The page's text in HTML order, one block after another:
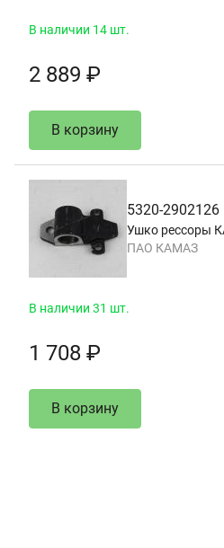
В наличии 14 шт.
2 889 ₽
В корзину
5320-2902126
Ушко рессоры
ПАО КАМАЗ
В наличии 31 шт.
1 708 ₽
В корзину